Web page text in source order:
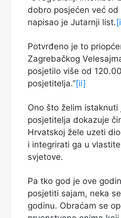
dobro posjećen već od
napisao je Jutarnji list.
Potvrđeno je to
Zagrebačkog
posjetilo više od
posjetitelja.”[ii]
Ono što želim istaknuti
posjetitelja dokazuje
Hrvatskoj žele uzeti
i integrirati ga u
svjetove.
Pa tko god je ove
posjetiti sajam, neka
godinu. Obraćam se